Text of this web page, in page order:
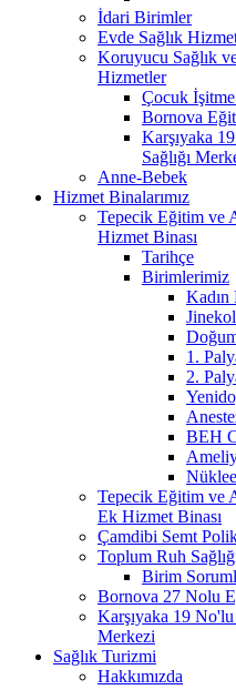
İdari Birimler
Evde Sağlık
Koruyucu Sağlık
Hizmetler
Çocuk
Bornova
Karşıyaka
Sağlığı
Anne-Bebek
Hizmet Binalarımız
Tepecik Eğitim ve
Hizmet Binası
Tarihçe
Birimlerimiz
Kadın
1.
2.
BEH
Tepecik Eğitim ve
Ek Hizmet Binası
Çamdibi Semt
Toplum Ruh
Birim
Bornova 27 Nolu
Karşıyaka 19
Merkezi
Sağlık Turizmi
Hakkımızda